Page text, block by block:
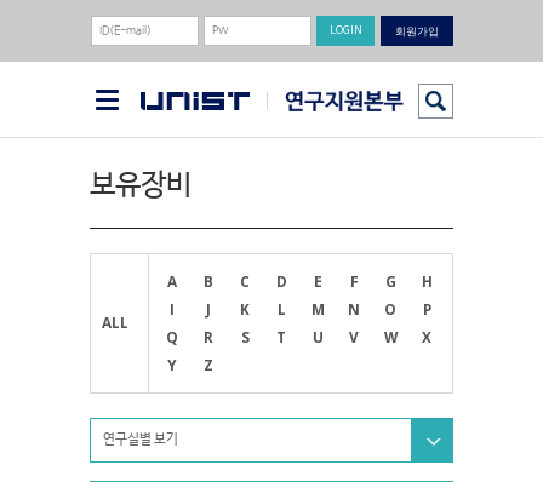
회원가입
보유장비
ALL
A B C D E F G
H
I
J K L M N O
P
Q
R S T U V W
X
Y
Z
연구실별 보기